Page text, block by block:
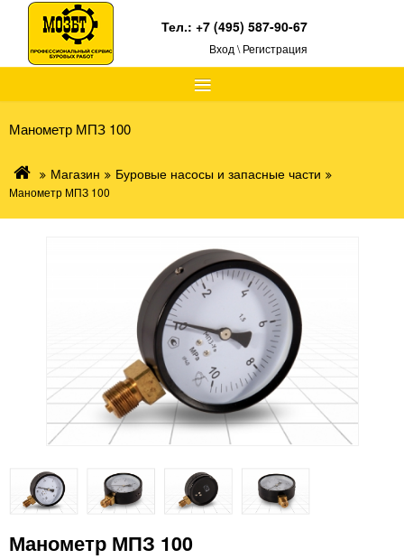
≡
Тел.:+7 (495) 587-90-67
Вход \ Регистрация
Манометр МПЗ 100
Магазин Буровые насосы и запасные части
Манометр МПЗ 100
Манометр МПЗ 100